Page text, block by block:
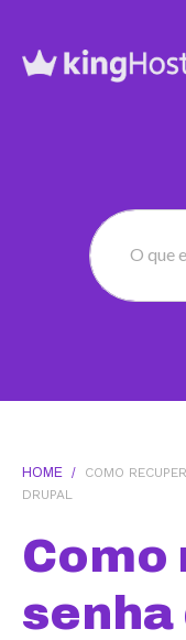
O que
HOME /
COMO
DRUPAL
Como
senha